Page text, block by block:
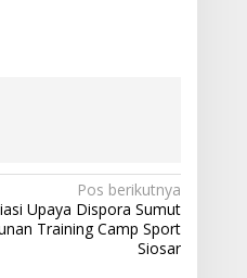
Pos berikutnya
Upaya Dispora Sumut
Training Camp Sport
Siosar